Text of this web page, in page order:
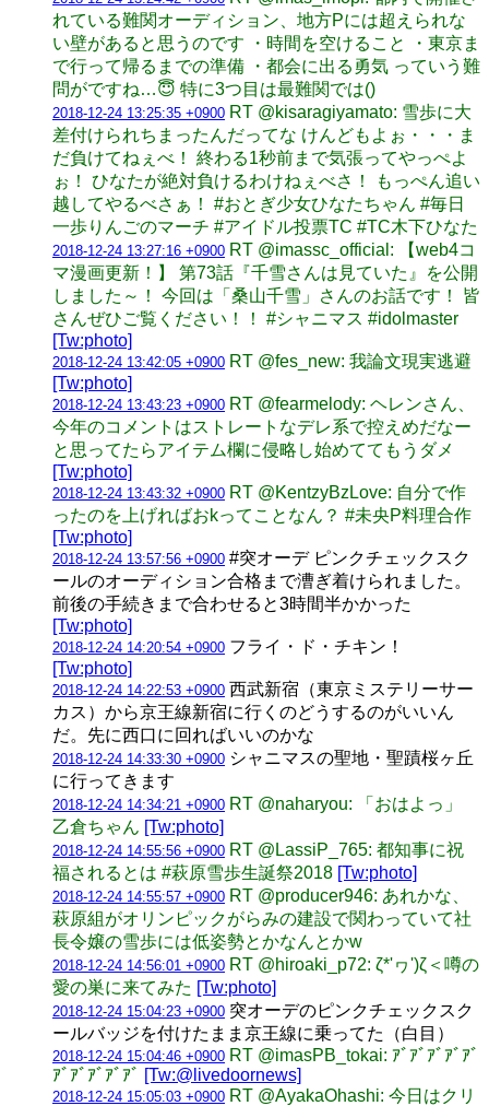
れている難関オーディション、地方Pには超えられな
い壁があると思うのです ・時間を空けること ・東京ま
で行って帰るまでの準備 ・都会に出る勇気 っていう難
問がですね…😇 特に3つ目は最難関では()
2018-12-24 13:25:35 +0900 RT @kisaragiyamato: 雪歩に大
差付けられちまったんだってな けんどもよぉ・・・ま
だ負けてねぇべ！ 終わる1秒前まで気張ってやっぺよ
ぉ！ ひなたが絶対負けるわけねぇべさ！ もっぺん追い
越してやるべさぁ！ #おとぎ少女ひなたちゃん #毎日
一歩りんごのマーチ #アイドル投票TC #TC木下ひなた
2018-12-24 13:27:16 +0900 RT @imassc_official: 【web4コ
マ漫画更新！】 第73話『千雪さんは見ていた』を公開
しました～！ 今回は「桑山千雪」さんのお話です！ 皆
さんぜひご覧ください！！ #シャニマス #idolmaster
[Tw:photo]
2018-12-24 13:42:05 +0900 RT @fes_new: 我論文現実逃避
[Tw:photo]
2018-12-24 13:43:23 +0900 RT @fearmelody: ヘレンさん、
今年のコメントはストレートなデレ系で控えめだなー
と思ってたらアイテム欄に侵略し始めててもうダメ
[Tw:photo]
2018-12-24 13:43:32 +0900 RT @KentzyBzLove: 自分で作
ったのを上げればおkってことなん？ #未央P料理合作
[Tw:photo]
2018-12-24 13:57:56 +0900 #突オーデ ピンクチェックスク
ールのオーディション合格まで漕ぎ着けられました。
前後の手続きまで合わせると3時間半かかった
[Tw:photo]
2018-12-24 14:20:54 +0900 フライ・ド・チキン！
[Tw:photo]
2018-12-24 14:22:53 +0900 西武新宿（東京ミステリーサー
カス）から京王線新宿に行くのどうするのがいいん
だ。先に西口に回ればいいのかな
2018-12-24 14:33:30 +0900 シャニマスの聖地・聖蹟桜ヶ丘
に行ってきます
2018-12-24 14:34:21 +0900 RT @naharyou: 「おはよっ」
乙倉ちゃん [Tw:photo]
2018-12-24 14:55:56 +0900 RT @LassiP_765: 都知事に祝
福されるとは #萩原雪歩生誕祭2018 [Tw:photo]
2018-12-24 14:55:57 +0900 RT @producer946: あれかな、
萩原組がオリンピックがらみの建設で関わっていて社
長令嬢の雪歩には低姿勢とかなんとかw
2018-12-24 14:56:01 +0900 RT @hiroaki_p72: ζ*'ヮ')ζ＜噂の
愛の巣に来てみた [Tw:photo]
2018-12-24 15:04:23 +0900 突オーデのピンクチェックスク
ールバッジを付けたまま京王線に乗ってた（白目）
2018-12-24 15:04:46 +0900 RT @imasPB_tokai: ｱﾞｱﾞｱﾞｱﾞｱﾞ
ｱﾞｱﾞｱﾞｱﾞｱﾞ [Tw:@livedoornews]
2018-12-24 15:05:03 +0900 RT @AyakaOhashi: 今日はクリ